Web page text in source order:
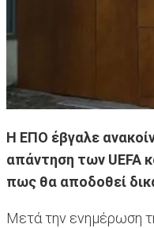
Η ΕΠΟ έβγαλε
απάντηση των UEFA
πως θα αποδοθεί
Μετά την ενημέρωση